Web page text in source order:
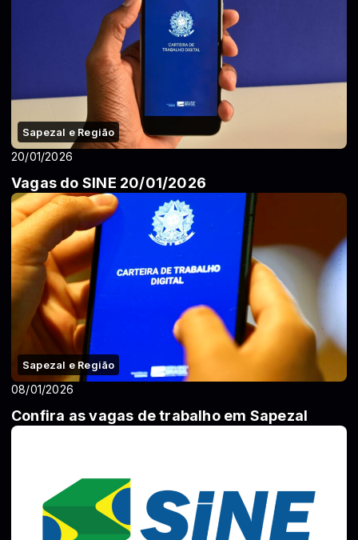
Sapezal e Região
20/01/2026
Vagas do SINE 20/01/2026
Sapezal e Região
08/01/2026
Confira as vagas de trabalho em Sapezal